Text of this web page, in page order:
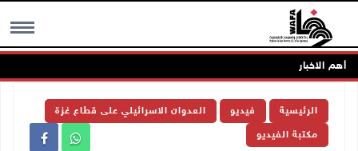
MENU أهم الاخبار
الرئيسية فيديو العدوان الاسرائيلي على قطاع غزة
مكتبة الفيديو